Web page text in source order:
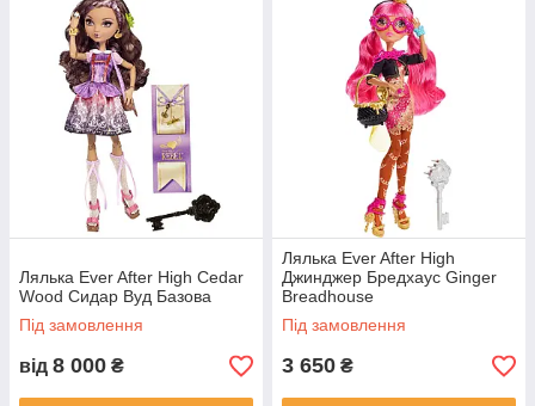
Лялька Ever After High Cedar
Wood Сидар Вуд Базова
Під замовлення
від 8 000 ₴
Лялька Ever After High
Джинджер Бредхаус Ginger
Breadhouse
Під замовлення
3 650 ₴